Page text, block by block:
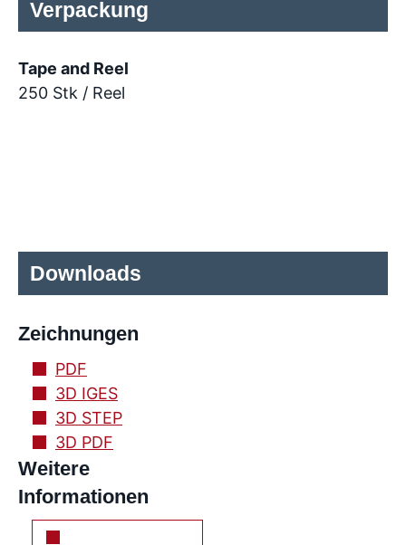
Verpackung
Tape and Reel
250 Stk / Reel
Downloads
Zeichnungen
PDF
3D IGES
3D STEP
3D PDF
Weitere
Informationen